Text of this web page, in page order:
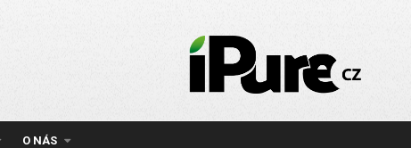
IPURE.CZ
Prémiový Apple e-
O NÁS